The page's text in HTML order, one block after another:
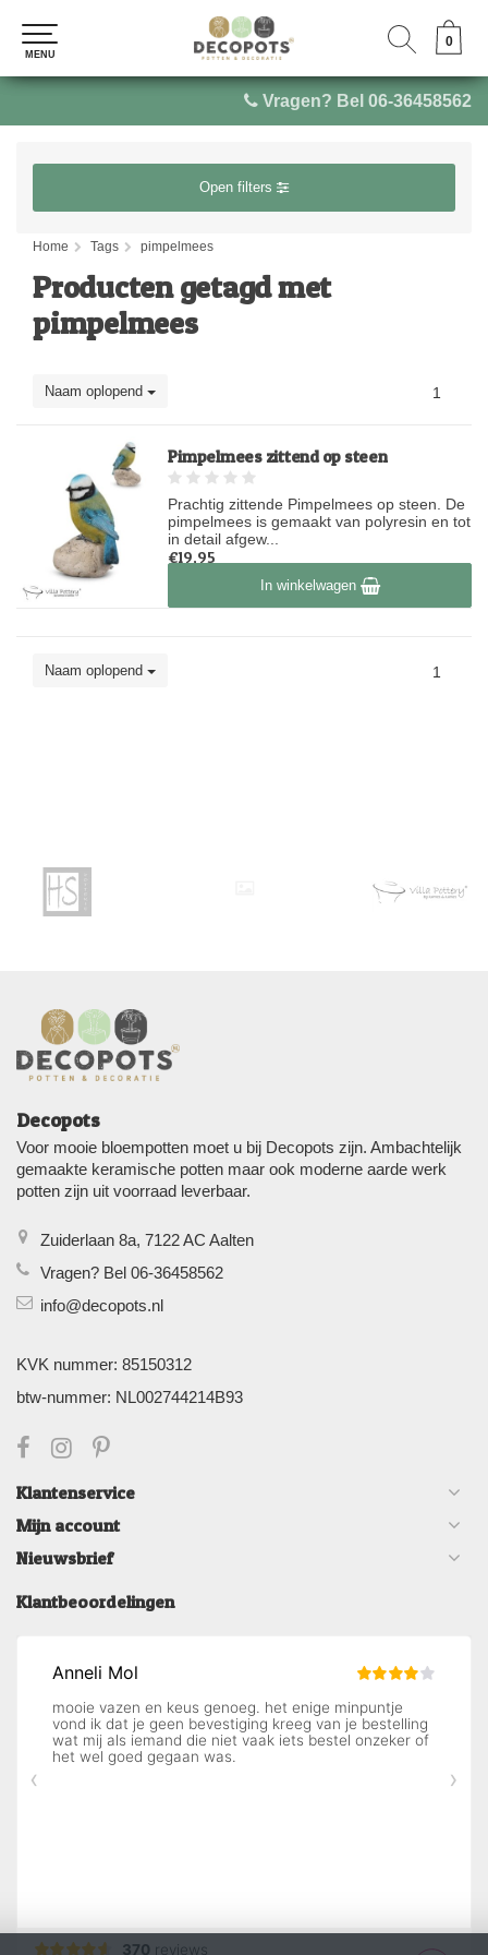
Vragen? Bel 06-36458562
0
MENU
0
MENU
Open filters
Home Tags pimpelmees
Producten getagd met
pimpelmees
Naam oplopend 1
Pimpelmees zittend op steen
Prachtig zittende Pimpelmees op steen. De
pimpelmees is gemaakt van polyresin en tot
in detail afgew...
€19,95
Op voorraadIn winkelwagen
Naam oplopend 1
Decopots
Voor mooie bloempotten moet u bij Decopots zijn. Ambachtelijk
gemaakte keramische potten maar ook moderne aarde werk
potten zijn uit voorraad leverbaar.
Zuiderlaan 8a, 7122 AC Aalten
Vragen? Bel 06-36458562
info@decopots.nl
KVK nummer: 85150312
btw-nummer: NL002744214B93
Klantenservice
Mijn account
Nieuwsbrief
Klantbeoordelingen